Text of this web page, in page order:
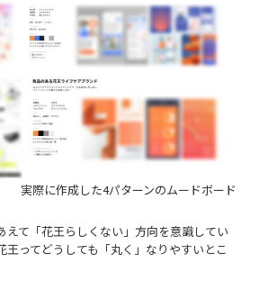
実際に作成した4パターンのムードボード
えて「花王らしくない」方向を意識してい
王ってどうしても「丸く」なりやすいとこ